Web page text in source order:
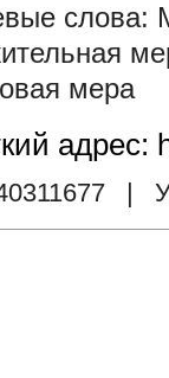
мера
адрес:
|